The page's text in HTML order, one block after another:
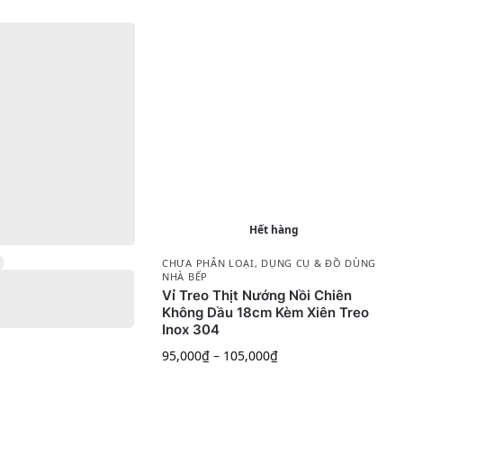
Hết hàng
CHƯA PHÂN LOẠI, DỤNG CỤ & ĐỒ DÙNG
NHÀ BẾP
Vỉ Treo Thịt Nướng Nồi Chiên
Không Dầu 18cm Kèm Xiên Treo
Inox 304
95,000₫ – 105,000₫